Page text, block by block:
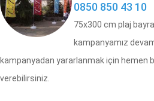
0850 850 43 10
75x300 cm plaj
kampanyamız
kampanyadan yararlanmak için hemen
verebilirsiniz.